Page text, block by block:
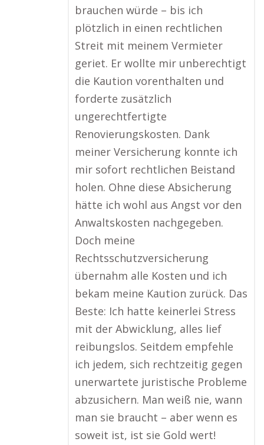
brauchen würde – bis ich
plötzlich in einen rechtlichen
Streit mit meinem Vermieter
geriet. Er wollte mir unberechtigt
die Kaution vorenthalten und
forderte zusätzlich
ungerechtfertigte
Renovierungskosten. Dank
meiner Versicherung konnte ich
mir sofort rechtlichen Beistand
holen. Ohne diese Absicherung
hätte ich wohl aus Angst vor den
Anwaltskosten nachgegeben.
Doch meine
Rechtsschutzversicherung
übernahm alle Kosten und ich
bekam meine Kaution zurück. Das
Beste: Ich hatte keinerlei Stress
mit der Abwicklung, alles lief
reibungslos. Seitdem empfehle
ich jedem, sich rechtzeitig gegen
unerwartete juristische Probleme
abzusichern. Man weiß nie, wann
man sie braucht – aber wenn es
soweit ist, ist sie Gold wert!